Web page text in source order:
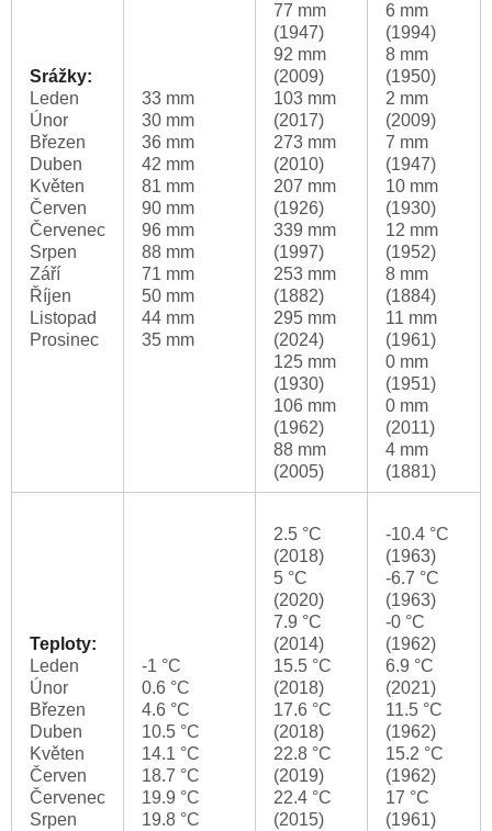
Srážky:
Leden
Únor
Březen
Duben
Květen
Červen
Červenec
Srpen
Září
Říjen
Listopad
Prosinec
33 mm
30 mm
36 mm
42 mm
81 mm
90 mm
96 mm
88 mm
71 mm
50 mm
44 mm
35 mm
77 mm
(1947)
92 mm
(2009)
103 mm
(2017)
273 mm
(2010)
207 mm
(1926)
339 mm
(1997)
253 mm
(1882)
295 mm
(2024)
125 mm
(1930)
106 mm
(1962)
88 mm
(2005)
6 mm
(1994)
8 mm
(1950)
2 mm
(2009)
7 mm
(1947)
10 mm
(1930)
12 mm
(1952)
8 mm
(1884)
11 mm
(1961)
0 mm
(1951)
0 mm
(2011)
4 mm
(1881)
Teploty:
Leden
Únor
Březen
Duben
Květen
Červen
Červenec
Srpen
-1 °C
0.6 °C
4.6 °C
10.5 °C
14.1 °C
18.7 °C
19.9 °C
19.8 °C
2.5 °C
(2018)
5 °C
(2020)
7.9 °C
(2014)
15.5 °C
(2018)
17.6 °C
(2018)
22.8 °C
(2019)
22.4 °C
(2015)
-10.4 °C
(1963)
-6.7 °C
(1963)
-0 °C
(1962)
6.9 °C
(2021)
11.5 °C
(1962)
15.2 °C
(1962)
17 °C
(1961)